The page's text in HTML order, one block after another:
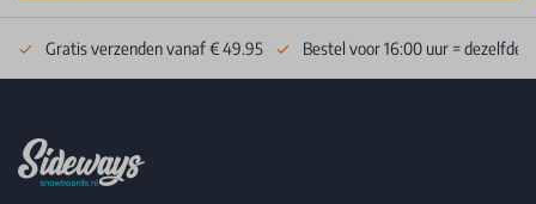
Gratis verzenden vanaf € 49.95 Bestel voor 16:00 uur = dezelfde